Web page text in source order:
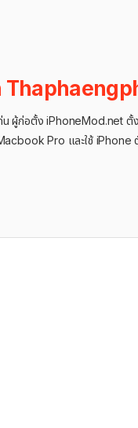
น ผู้ก่อตั้ง iPhoneMod.net
Pro และใช้ iPhone